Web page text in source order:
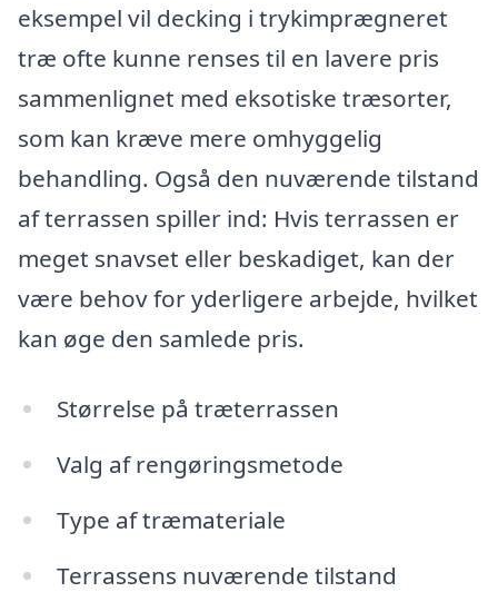
eksempel vil decking i trykimprægneret
træ ofte kunne renses til en lavere pris
sammenlignet med eksotiske træsorter,
som kan kræve mere omhyggelig
behandling. Også den nuværende tilstand
af terrassen spiller ind: Hvis terrassen er
meget snavset eller beskadiget, kan der
være behov for yderligere arbejde, hvilket
kan øge den samlede pris.
Størrelse på træterrassen
Valg af rengøringsmetode
Type af træmateriale
Terrassens nuværende tilstand